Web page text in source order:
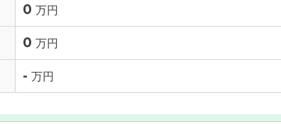
0 万円
0 万円
- 万円